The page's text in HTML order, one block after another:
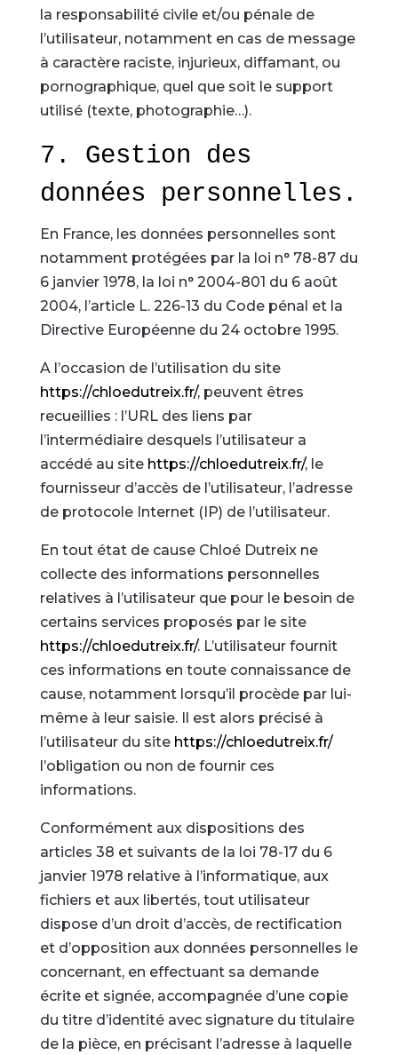
la responsabilité civile et/ou pénale de
l’utilisateur, notamment en cas de message
à caractère raciste, injurieux, diffamant, ou
pornographique, quel que soit le support
utilisé (texte, photographie…).
7. Gestion des
données personnelles.
En France, les données personnelles sont
notamment protégées par la loi n° 78-87 du
6 janvier 1978, la loi n° 2004-801 du 6 août
2004, l’article L. 226-13 du Code pénal et la
Directive Européenne du 24 octobre 1995.
A l’occasion de l’utilisation du site
https://chloedutreix.fr/, peuvent êtres
recueillies : l’URL des liens par
l’intermédiaire desquels l’utilisateur a
accédé au site https://chloedutreix.fr/, le
fournisseur d’accès de l’utilisateur, l’adresse
de protocole Internet (IP) de l’utilisateur.
En tout état de cause Chloé Dutreix ne
collecte des informations personnelles
relatives à l’utilisateur que pour le besoin de
certains services proposés par le site
https://chloedutreix.fr/. L’utilisateur fournit
ces informations en toute connaissance de
cause, notamment lorsqu’il procède par lui-
même à leur saisie. Il est alors précisé à
l’utilisateur du site https://chloedutreix.fr/
l’obligation ou non de fournir ces
informations.
Conformément aux dispositions des
articles 38 et suivants de la loi 78-17 du 6
janvier 1978 relative à l’informatique, aux
fichiers et aux libertés, tout utilisateur
dispose d’un droit d’accès, de rectification
et d’opposition aux données personnelles le
concernant, en effectuant sa demande
écrite et signée, accompagnée d’une copie
du titre d’identité avec signature du titulaire
de la pièce, en précisant l’adresse à laquelle